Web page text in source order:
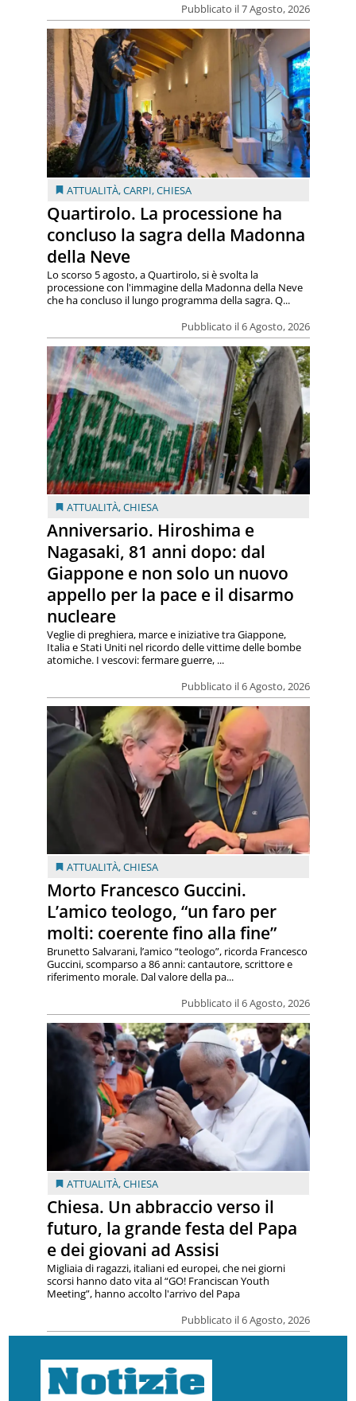
Pubblicato il 7 Agosto, 2026
ATTUALITÀ,CARPI,CHIESA
Quartirolo. La processione ha
concluso la sagra della Madonna
della Neve
Pubblicato il 6 Agosto, 2026
Lo scorso 5 agosto, a Quartirolo, si è svolta la
processione con l'immagine della Madonna della Neve
che ha concluso il lungo programma della sagra. Q...
ATTUALITÀ,CHIESA
Anniversario. Hiroshima e
Nagasaki, 81 anni dopo: dal
Giappone e non solo un nuovo
appello per la pace e il disarmo
nucleare
Pubblicato il 6 Agosto, 2026
Veglie di preghiera, marce e iniziative tra Giappone,
Italia e Stati Uniti nel ricordo delle vittime delle bombe
atomiche. I vescovi: fermare guerre, ...
ATTUALITÀ,CHIESA
Morto Francesco Guccini.
L’amico teologo, “un faro per
molti: coerente fino alla fine”
Pubblicato il 6 Agosto, 2026
Brunetto Salvarani, l’amico “teologo”, ricorda Francesco
Guccini, scomparso a 86 anni: cantautore, scrittore e
riferimento morale. Dal valore della pa...
ATTUALITÀ,CHIESA
Chiesa. Un abbraccio verso il
futuro, la grande festa del Papa
e dei giovani ad Assisi
Pubblicato il 6 Agosto, 2026
Migliaia di ragazzi, italiani ed europei, che nei giorni
scorsi hanno dato vita al “GO! Franciscan Youth
Meeting”, hanno accolto l'arrivo del Papa